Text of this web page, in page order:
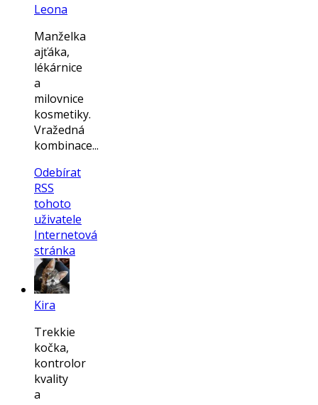
Leona
Manželka
ajťáka,
lékárnice
a
milovnice
kosmetiky.
Vražedná
kombinace...
Odebírat
RSS
tohoto
uživatele
Internetová
stránka
Kira
Trekkie
kočka,
kontrolor
kvality
a